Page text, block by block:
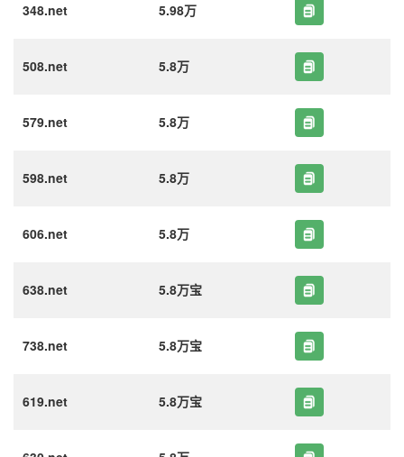
348.net 5.98万
508.net 5.8万
579.net 5.8万
598.net 5.8万
606.net 5.8万
638.net 5.8万宝
738.net 5.8万宝
619.net 5.8万宝